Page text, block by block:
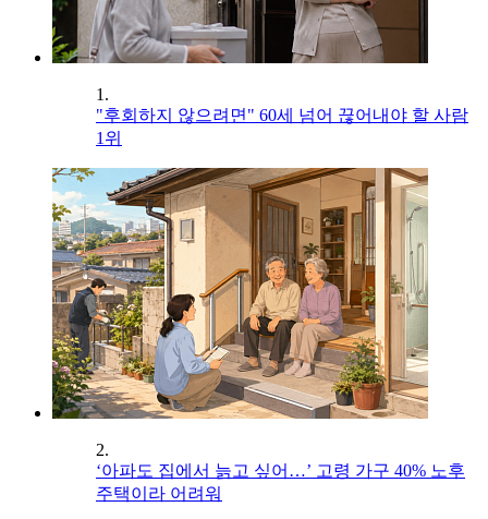
1.
"후회하지 않으려면" 60세 넘어 끊어내야 할 사람
1위
2.
‘아파도 집에서 늙고 싶어…’ 고령 가구 40% 노후
주택이라 어려워